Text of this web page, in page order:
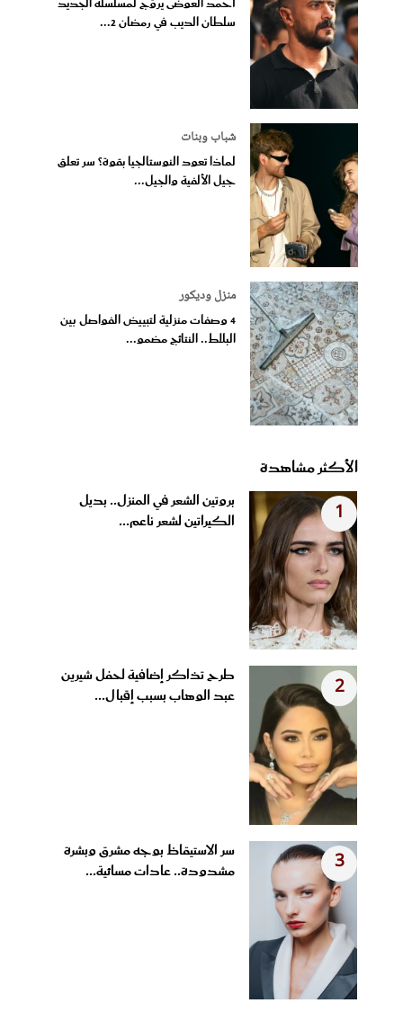
سلطان الديب في رمضان 2...
شباب وبنات
لماذا تعود النوستالجيا بقوة؟ سر تعلق
جيل الألفية والجيل...
منزل وديكور
4 وصفات منزلية لتبييض الفواصل بين
البلاط.. النتائج مضمو...
الأكثر مشاهدة
1
بروتين الشعر في المنزل.. بديل
الكيراتين لشعر ناعم...
2
طرح تذاكر إضافية لحفل شيرين
عبد الوهاب بسبب إقبال...
3
سر الاستيقاظ بوجه مشرق وبشرة
مشدودة.. عادات مسائية...